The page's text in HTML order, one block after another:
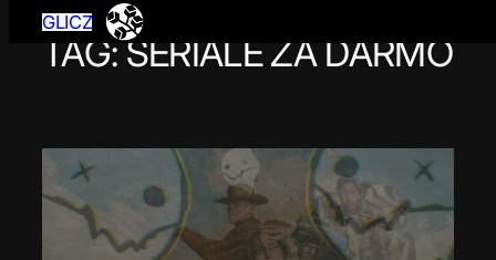
Przejdź
GLICZ
TAG:SERIALE ZA DARMO